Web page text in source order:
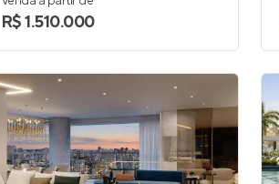
R$ 1.510.000